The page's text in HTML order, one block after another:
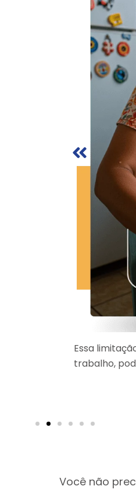
Essa
trabalho,
Você não